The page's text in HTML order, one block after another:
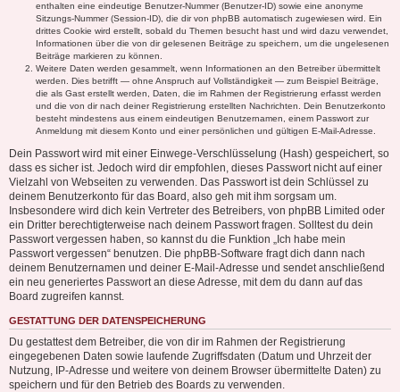
enthalten eine eindeutige Benutzer-Nummer (Benutzer-ID) sowie eine anonyme
Sitzungs-Nummer (Session-ID), die dir von phpBB automatisch zugewiesen wird. Ein
drittes Cookie wird erstellt, sobald du Themen besucht hast und wird dazu verwendet,
Informationen über die von dir gelesenen Beiträge zu speichern, um die ungelesenen
Beiträge markieren zu können.
Weitere Daten werden gesammelt, wenn Informationen an den Betreiber übermittelt
werden. Dies betrifft — ohne Anspruch auf Vollständigkeit — zum Beispiel Beiträge,
die als Gast erstellt werden, Daten, die im Rahmen der Registrierung erfasst werden
und die von dir nach deiner Registrierung erstellten Nachrichten. Dein Benutzerkonto
besteht mindestens aus einem eindeutigen Benutzernamen, einem Passwort zur
Anmeldung mit diesem Konto und einer persönlichen und gültigen E-Mail-Adresse.
Dein Passwort wird mit einer Einwege-Verschlüsselung (Hash) gespeichert, so
dass es sicher ist. Jedoch wird dir empfohlen, dieses Passwort nicht auf einer
Vielzahl von Webseiten zu verwenden. Das Passwort ist dein Schlüssel zu
deinem Benutzerkonto für das Board, also geh mit ihm sorgsam um.
Insbesondere wird dich kein Vertreter des Betreibers, von phpBB Limited oder
ein Dritter berechtigterweise nach deinem Passwort fragen. Solltest du dein
Passwort vergessen haben, so kannst du die Funktion „Ich habe mein
Passwort vergessen“ benutzen. Die phpBB-Software fragt dich dann nach
deinem Benutzernamen und deiner E-Mail-Adresse und sendet anschließend
ein neu generiertes Passwort an diese Adresse, mit dem du dann auf das
Board zugreifen kannst.
GESTATTUNG DER DATENSPEICHERUNG
Du gestattest dem Betreiber, die von dir im Rahmen der Registrierung
eingegebenen Daten sowie laufende Zugriffsdaten (Datum und Uhrzeit der
Nutzung, IP-Adresse und weitere von deinem Browser übermittelte Daten) zu
speichern und für den Betrieb des Boards zu verwenden.